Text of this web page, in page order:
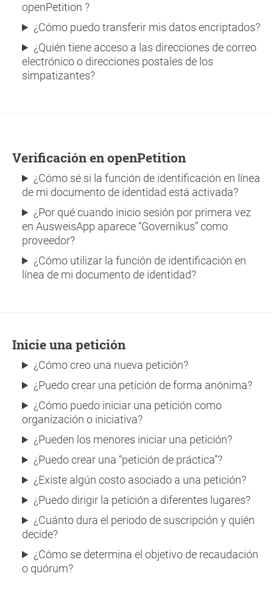
openPetition ?
¿Cómo puedo transferir mis datos encriptados?
¿Quién tiene acceso a las direcciones de correo
electrónico o direcciones postales de los
simpatizantes?
Verificación en openPetition
¿Cómo sé si la función de identificación en línea
de mi documento de identidad está activada?
¿Por qué cuando inicio sesión por primera vez
en AusweisApp aparece “Governikus” como
proveedor?
¿Cómo utilizar la función de identificación en
línea de mi documento de identidad?
Inicie una petición
¿Cómo creo una nueva petición?
¿Puedo crear una petición de forma anónima?
¿Cómo puedo iniciar una petición como
organización o iniciativa?
¿Pueden los menores iniciar una petición?
¿Puedo crear una “petición de práctica”?
¿Existe algún costo asociado a una petición?
¿Puedo dirigir la petición a diferentes lugares?
¿Cuánto dura el periodo de suscripción y quién
decide?
¿Cómo se determina el objetivo de recaudación
o quórum?